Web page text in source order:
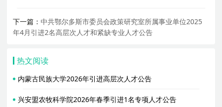
下一篇：中共鄂尔多斯市委员会政策研究室所属事业单位2025
年4月引进2名高层次人才和紧缺专业人才公告
热文阅读
内蒙古民族大学2026年引进高层次人才公告
兴安盟农牧科学院2026年春季引进1名专项人才公告